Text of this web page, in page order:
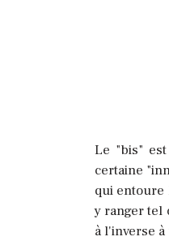
Le "bis"
certaine
qui entoure
y ranger tel
à l'inverse